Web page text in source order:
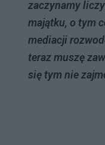
zaczynamy
majątku, o tym
mediacji
teraz muszę
się tym nie